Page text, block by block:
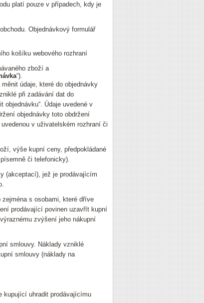
platí pouze v případech, kdy je
Objednávkový formulář
košíku webového rozhraní
zboží a
“).
údaje, které do objednávky
při zadávání dat do
Údaje uvedené v
objednávky toto obdržení
v uživatelském rozhraní či
výše kupní ceny, předpokládané
či telefonicky).
(akceptací), jež je prodávajícím
s osobami, které dříve
prodávající povinen uzavřít kupní
zvýšení jeho nákupní
smlouvy. Náklady vzniklé
smlouvy (náklady na
kupující uhradit prodávajícímu